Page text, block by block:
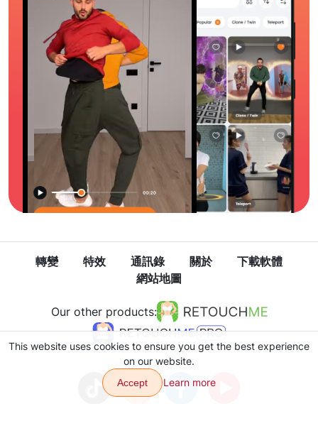
轉變 特效 通訊錄 關於
下載軟體
網站地圖
Our other products:
This website uses cookies to ensure you get the best experience
on our website.
Accept Learn more